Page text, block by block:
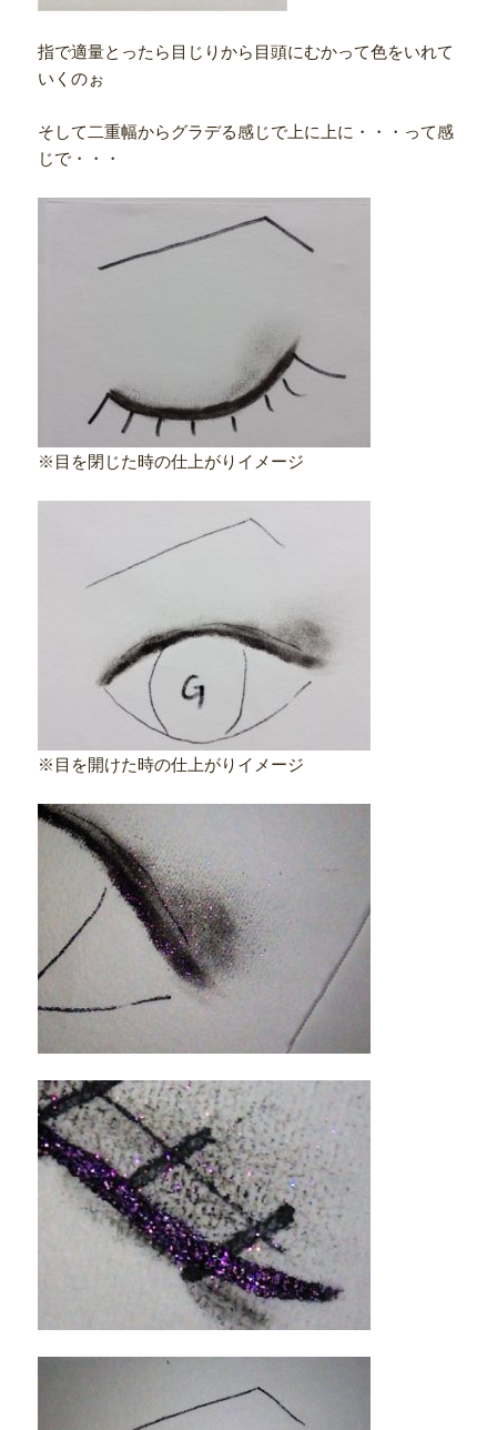
指で適量とったら目じりから目頭にむかって色をいれて
いくのぉ
そして二重幅からグラデる感じで上に上に・・・って感
じで・・・
※目を閉じた時の仕上がりイメージ
※目を開けた時の仕上がりイメージ